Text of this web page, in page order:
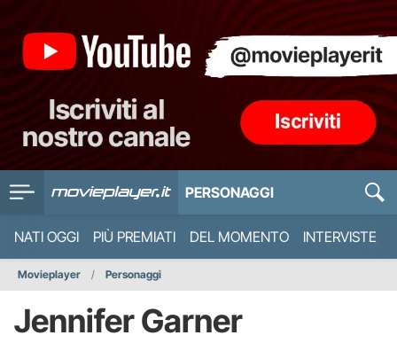
PERSONAGGI
NATI OGGI PIÙ PREMIATI DEL MOMENTO INTERVISTE
Movieplayer Personaggi
Jennifer Garner